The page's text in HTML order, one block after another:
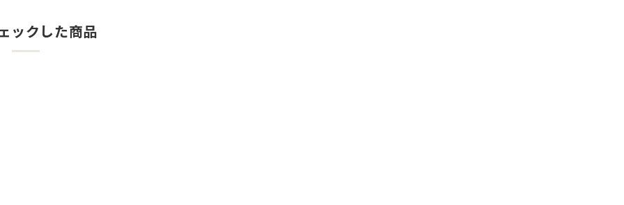
ックした商品